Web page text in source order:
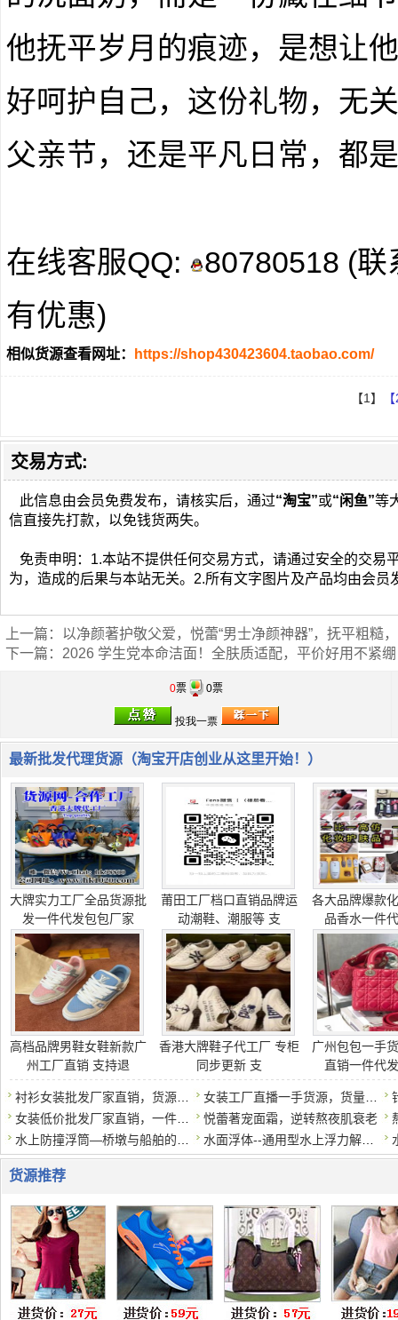
他抚平岁月的痕迹，是想让
好呵护自己，这份礼物，无
父亲节，还是平凡日常，都
在线客服QQ:
80780518 (联
有优惠)
相似货源查看网址： https://shop430423604.taobao.com/
【1】
交易方式:
此信息由会员免费发布，请核实后，通过“淘宝”或“闲鱼”等
信直接先打款，以免钱货两失。
免责申明：1.本站不提供任何交易方式，请通过安全的交易
为，造成的后果与本站无关。2.所有文字图片及产品均由会
上一篇： 以净颜著护敬父爱，悦蕾“男士净颜神器”，抚平粗糙
下一篇： 2026 学生党本命洁面！全肤质适配，平价好用不紧绷
0票 0票
最新批发代理货源（淘宝开店创业从这里开始！）
大牌实力工厂全品货源批
发一件代发包包厂家
莆田工厂档口直销品牌运
动潮鞋、潮服等 支
各大品牌爆款
品香水一件
高档品牌男鞋女鞋新款广
州工厂直销 支持退
香港大牌鞋子代工厂 专柜
同步更新 支
广州包包一手
直销一件代
悦蕾著宠面霜，逆转熬夜肌衰老
货源推荐